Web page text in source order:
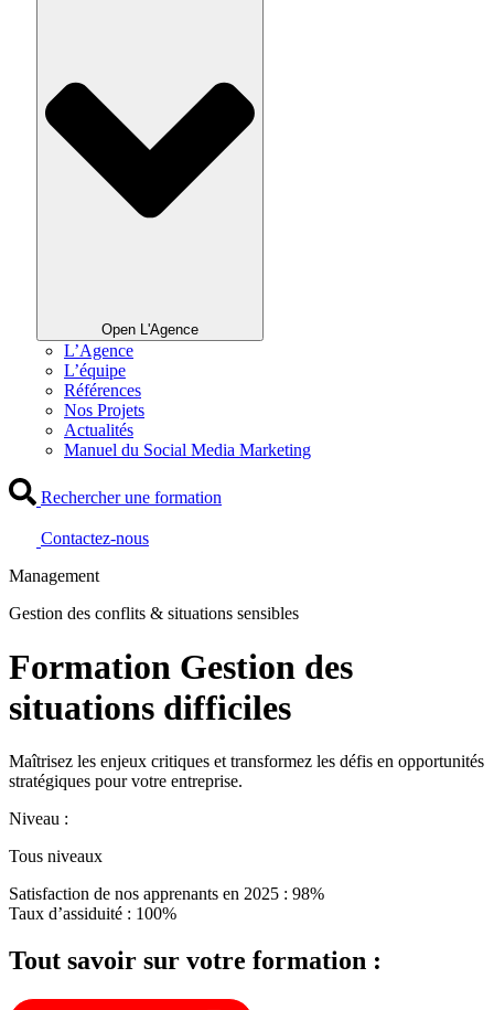
Open L'Agence
L’Agence
L’équipe
Références
Nos Projets
Actualités
Manuel du Social Media Marketing
Rechercher une formation
Contactez-nous
Management
Gestion des conflits & situations sensibles
Formation Gestion des
situations difficiles
Maîtrisez les enjeux critiques et transformez les défis en opportunités
stratégiques pour votre entreprise.
Niveau :
Tous niveaux
Satisfaction de nos apprenants en 2025 : 98%
Taux d’assiduité : 100%
Tout savoir sur votre formation :